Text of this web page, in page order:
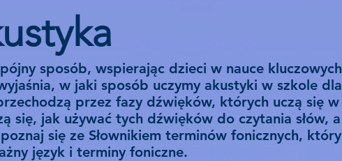
sposób, wspierając dzieci w nauce kluczowych
w jaki sposób uczymy akustyki w szkole dla
przez fazy dźwięków, których uczą się w
się, jak używać tych dźwięków do czytania słów, a
się ze Słownikiem terminów fonicznych, który
język i terminy foniczne.